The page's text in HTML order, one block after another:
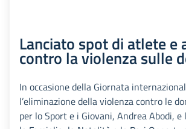
Lanciato spot di atlete e
contro la violenza sulle
In occasione della Giornata
l’eliminazione della violenza contro le
per lo Sport e i Giovani, Andrea Abodi,